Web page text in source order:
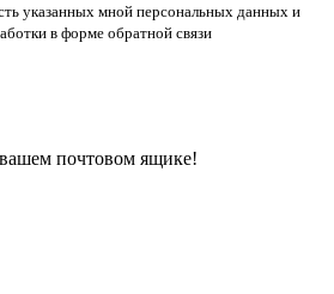
указанных мной персональных данных и
в форме обратной связи
почтовом ящике!